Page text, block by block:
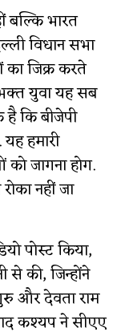
बल्कि भारत
विधान सभा
का जिक्र करते
युवा यह सब
कि बीजेपी
हमारी
जागना होग.
नहीं जा
पोस्ट किया,
की, जिन्होंने
और देवता राम
कश्यप ने सीएए